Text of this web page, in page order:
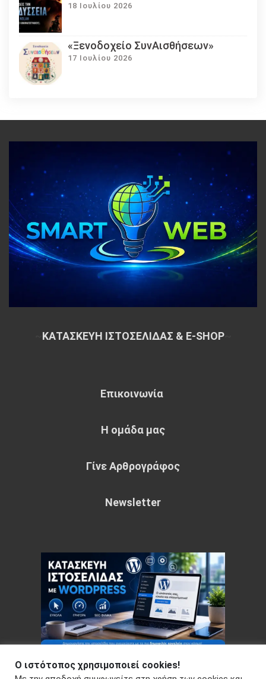
18 Ιουλίου 2026
«Ξενοδοχείο ΣυνΑισθήσεων»
17 Ιουλίου 2026
ΚΑΤΑΣΚΕΥΗ ΙΣΤΟΣΕΛΙΔΑΣ & E-SHOP~
Επικοινωνία
Η ομάδα μας
Γίνε Αρθρογράφος
Newsletter
Ο ιστότοπος χρησιμοποιεί cookies!